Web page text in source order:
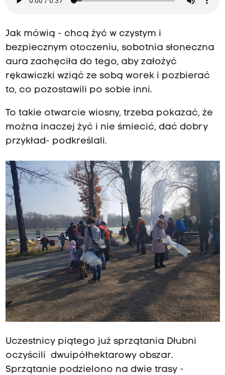
Jak mówią - chcą żyć w czystym i
bezpiecznym otoczeniu, sobotnia słoneczna
aura zachęciła do tego, aby założyć
rękawiczki wziąć ze sobą worek i pozbierać
to, co pozostawili po sobie inni.
To takie otwarcie wiosny, trzeba pokazać, że
można inaczej żyć i nie śmiecić, dać dobry
przykład- podkreślali.
Uczestnicy piątego już sprzątania Dłubni
oczyścili dwuipółhektarowy obszar.
Sprzątanie podzielono na dwie trasy -